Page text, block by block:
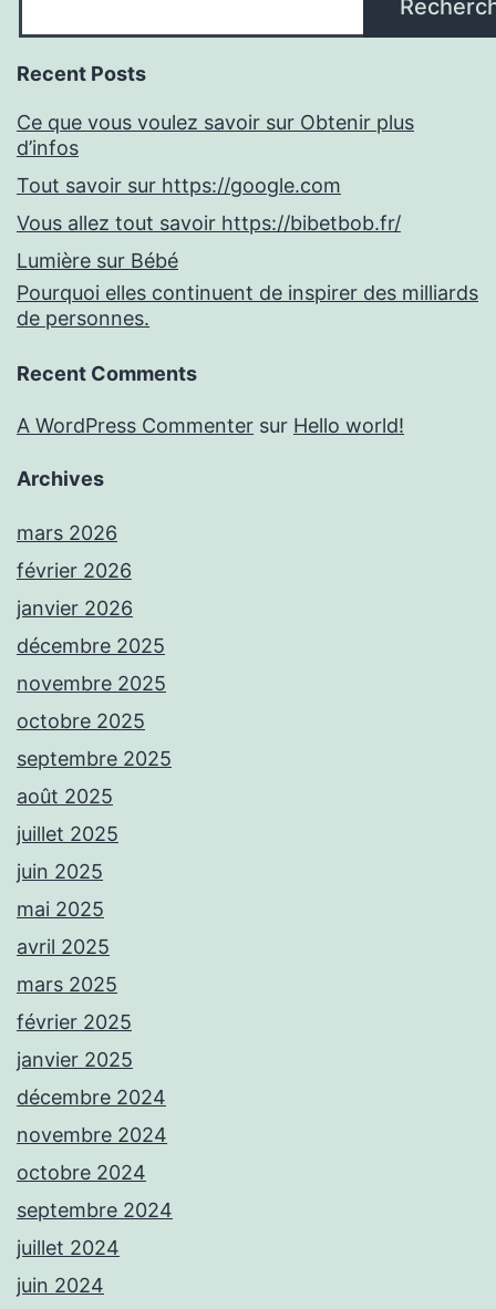
Recent Posts
Ce que vous voulez savoir sur Obtenir plus
d’infos
Tout savoir sur https://google.com
Vous allez tout savoir https://bibetbob.fr/
Lumière sur Bébé
Pourquoi elles continuent de inspirer des milliards
de personnes.
Recent Comments
A WordPress Commenter sur Hello world!
Archives
mars 2026
février 2026
janvier 2026
décembre 2025
novembre 2025
octobre 2025
septembre 2025
août 2025
juillet 2025
juin 2025
mai 2025
avril 2025
mars 2025
février 2025
janvier 2025
décembre 2024
novembre 2024
octobre 2024
septembre 2024
juillet 2024
juin 2024